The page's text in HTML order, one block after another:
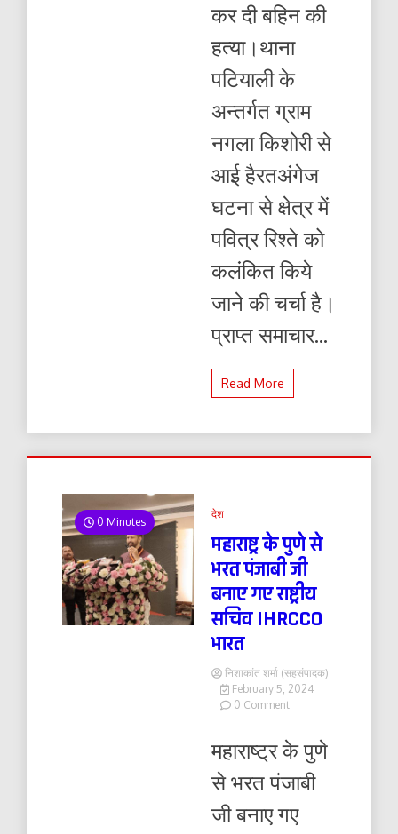
कर
हत्या
कर दी बहिन की
हत्या।थाना
पटियाली के
अन्तर्गत ग्राम
नगला किशोरी से
आई हैरतअंगेज
घटना से क्षेत्र में
पवित्र रिश्ते को
कलंकित किये
जाने की चर्चा है।
प्राप्त समाचार...
Read More
0 Minutes
देश
महाराष्ट्र के पुणे से
भरत पंजाबी जी
बनाए गए राष्ट्रीय
सचिव IHRCCO
भारत
निशाकांत शर्मा (सहसंपादक)
February 5, 2024
0 Commenton
पुणे
भरत
जी
महाराष्ट्र के पुणे
से भरत पंजाबी
जी बनाए गए